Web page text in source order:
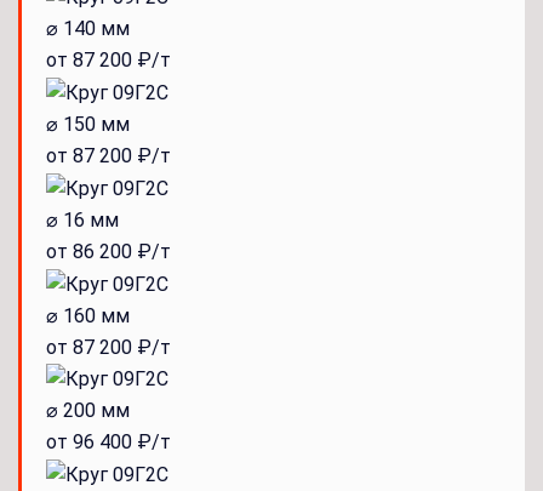
⌀ 140 мм
от 87 200 ₽/т
⌀ 150 мм
от 87 200 ₽/т
⌀ 16 мм
от 86 200 ₽/т
⌀ 160 мм
от 87 200 ₽/т
⌀ 200 мм
от 96 400 ₽/т